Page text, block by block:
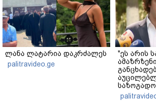
ლანა ლატარია დაკრძალეს
palitravideo.ge
"ეს არის
რეაქცია"
კობახიძე